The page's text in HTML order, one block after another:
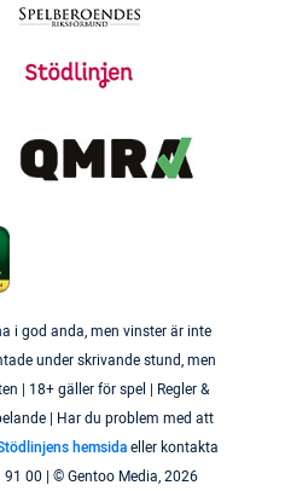
i god anda, men vinster är inte
under skrivande stund, men
| 18+ gäller för spel | Regler &
| Har du problem med att
hemsidaeller kontakta
00 | © Gentoo Media,2026